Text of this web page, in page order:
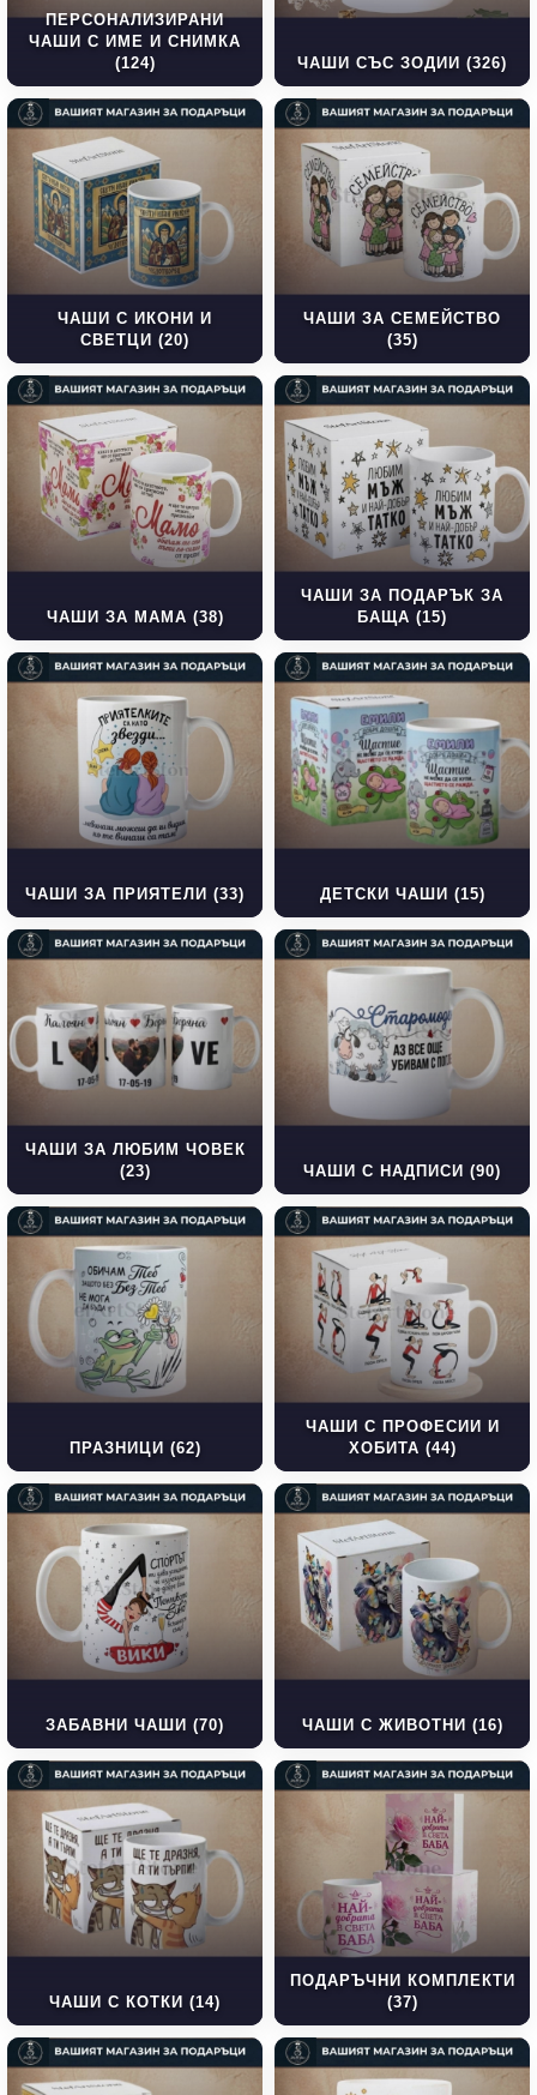
ПЕРСОНАЛИЗИРАНИ
ЧАШИ С ИМЕ И СНИМКА
(124)
ЧАШИ СЪС ЗОДИИ (326)
ЧАШИ С ИКОНИ И
СВЕТЦИ (20)
ЧАШИ ЗА СЕМЕЙСТВО
(35)
ЧАШИ ЗА МАМА (38)
ЧАШИ ЗА ПОДАРЪК ЗА
БАЩА (15)
ЧАШИ ЗА ПРИЯТЕЛИ (33) ДЕТСКИ ЧАШИ (15)
ЧАШИ ЗА ЛЮБИМ ЧОВЕК
(23)
ЧАШИ С НАДПИСИ (90)
ПРАЗНИЦИ (62)
ЧАШИ С ПРОФЕСИИ И
ХОБИТА (44)
ЗАБАВНИ ЧАШИ (70) ЧАШИ С ЖИВОТНИ (16)
ЧАШИ С КОТКИ (14)
ПОДАРЪЧНИ КОМПЛЕКТИ
(37)